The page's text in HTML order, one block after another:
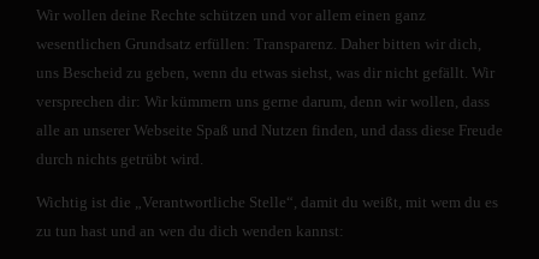
Wir wollen deine Rechte schützen und vor allem einen ganz
wesentlichen Grundsatz erfüllen: Transparenz. Daher bitten wir dich,
uns Bescheid zu geben, wenn du etwas siehst, was dir nicht gefällt. Wir
versprechen dir: Wir kümmern uns gerne darum, denn wir wollen, dass
alle an unserer Webseite Spaß und Nutzen finden, und dass diese Freude
durch nichts getrübt wird.
Wichtig ist die „Verantwortliche Stelle“, damit du weißt, mit wem du es
zu tun hast und an wen du dich wenden kannst: